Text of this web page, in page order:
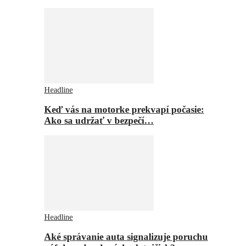
Headline
Keď vás na motorke prekvapí počasie:
Ako sa udržať v bezpečí…
Headline
Aké správanie auta signalizuje poruchu